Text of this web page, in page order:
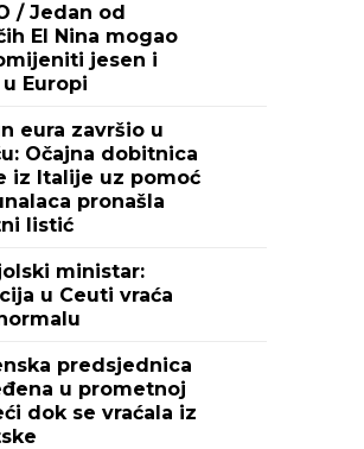
/ Jedan od
El Nina mogao
jesen i
Europi
eura završio u
Očajna dobitnica
iz Italije uz pomoć
pronašla
listić
ministar:
u Ceuti vraća
predsjednica
u prometnoj
dok se vraćala iz